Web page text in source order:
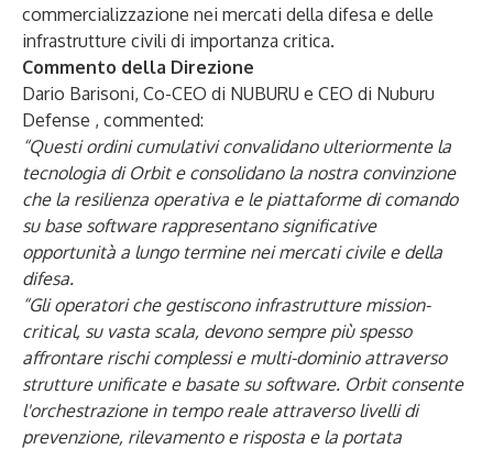
commercializzazione nei mercati della difesa e delle
infrastrutture civili di importanza critica.
Commento della Direzione
Dario Barisoni, Co-CEO di NUBURU e CEO di Nuburu
Defense , commented:
“Questi ordini cumulativi convalidano ulteriormente la
tecnologia di Orbit e consolidano la nostra convinzione
che la resilienza operativa e le piattaforme di comando
su base software rappresentano significative
opportunità a lungo termine nei mercati civile e della
difesa.
“Gli operatori che gestiscono infrastrutture mission-
critical, su vasta scala, devono sempre più spesso
affrontare rischi complessi e multi-dominio attraverso
strutture unificate e basate su software. Orbit consente
l'orchestrazione in tempo reale attraverso livelli di
prevenzione, rilevamento e risposta e la portata